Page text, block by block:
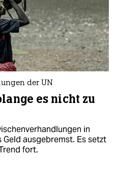
der UN
es nicht zu
in
ausgebremst. Es setzt
fort.